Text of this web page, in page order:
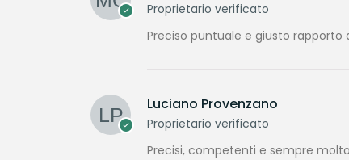
Proprietario verificato
Preciso puntuale e giusto rapporto
Luciano Provenzano
Proprietario verificato
Precisi, competenti e sempre